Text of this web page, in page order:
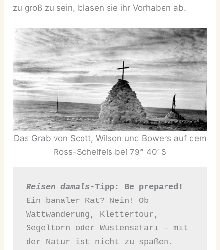
zu groß zu sein, blasen sie ihr Vorhaben ab.
Das Grab von Scott, Wilson und Bowers auf dem
Ross-Schelfeis bei 79° 40’ S
Reisen damals-Tipp: Be prepared!
Ein banaler Rat? Nein! Ob
Wattwanderung, Klettertour,
Segeltörn oder Wüstensafari – mit
der Natur ist nicht zu spaßen.